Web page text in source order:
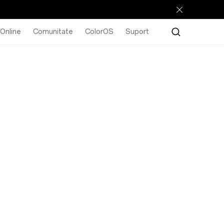
Comunitate ColorOS Suport